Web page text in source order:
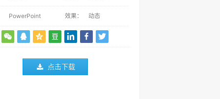
PowerPoint 效果： 动态
点击下载